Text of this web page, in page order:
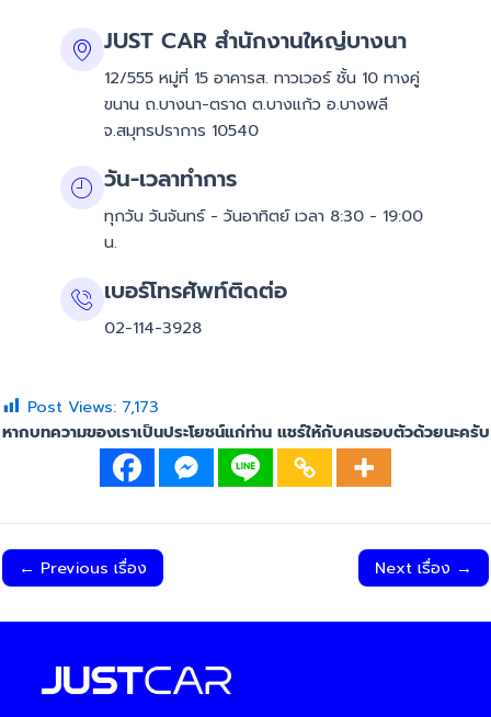
JUST CAR สำนักงานใหญ่บางนา
12/555 หมู่ที่ 15 อาคารส. ทาวเวอร์ ชั้น 10 ทางคู่
ขนาน ถ.บางนา-ตราด ต.บางแก้ว อ.บางพลี
จ.สมุทรปราการ 10540
วัน-เวลาทำการ
ทุกวัน วันจันทร์ - วันอาทิตย์ เวลา 8:30 - 19:00
น.
เบอร์โทรศัพท์ติดต่อ
02-114-3928
Post Views: 7,173
หากบทความของเราเป็นประโยชน์แก่ท่าน แชร์ให้กับคนรอบตัวด้วยนะครับ
← Previous เรื่อง Next เรื่อง →